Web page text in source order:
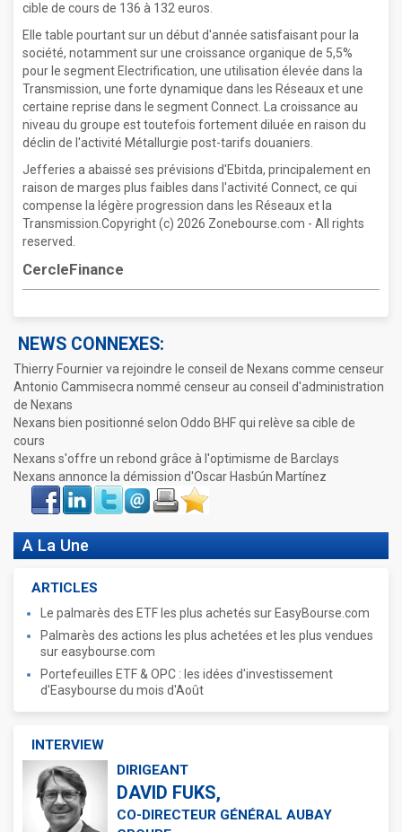
cible de cours de 136 à 132 euros.
Elle table pourtant sur un début d'année satisfaisant pour la
société, notamment sur une croissance organique de 5,5%
pour le segment Electrification, une utilisation élevée dans la
Transmission, une forte dynamique dans les Réseaux et une
certaine reprise dans le segment Connect. La croissance au
niveau du groupe est toutefois fortement diluée en raison du
déclin de l'activité Métallurgie post-tarifs douaniers.
Jefferies a abaissé ses prévisions d'Ebitda, principalement en
raison de marges plus faibles dans l'activité Connect, ce qui
compense la légère progression dans les Réseaux et la
Transmission.Copyright (c) 2026 Zonebourse.com - All rights
reserved.
CercleFinance
NEWS CONNEXES:
Thierry Fournier va rejoindre le conseil de Nexans comme censeur
Antonio Cammisecra nommé censeur au conseil d'administration
de Nexans
Nexans bien positionné selon Oddo BHF qui relève sa cible de
cours
Nexans s'offre un rebond grâce à l'optimisme de Barclays
Nexans annonce la démission d'Oscar Hasbún Martínez
Face
book
LinkIn Twitter Envoyer ImprimerFavoris
A La Une
ARTICLES
Le palmarès des ETF les plus achetés sur EasyBourse.com
Palmarès des actions les plus achetées et les plus vendues
sur easybourse.com
Portefeuilles ETF & OPC : les idées d'investissement
d'Easybourse du mois d'Août
INTERVIEW
DIRIGEANT
DAVID FUKS,
CO-DIRECTEUR GÉNÉRAL AUBAY